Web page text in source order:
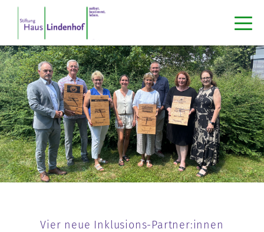
Vier neue Inklusions-Partner:innen